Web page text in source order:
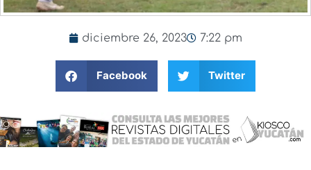
diciembre 26, 2023 7:22 pm
Facebook Twitter